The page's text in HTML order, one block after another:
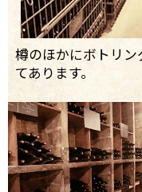
樽のほかにボトリ
てあります。